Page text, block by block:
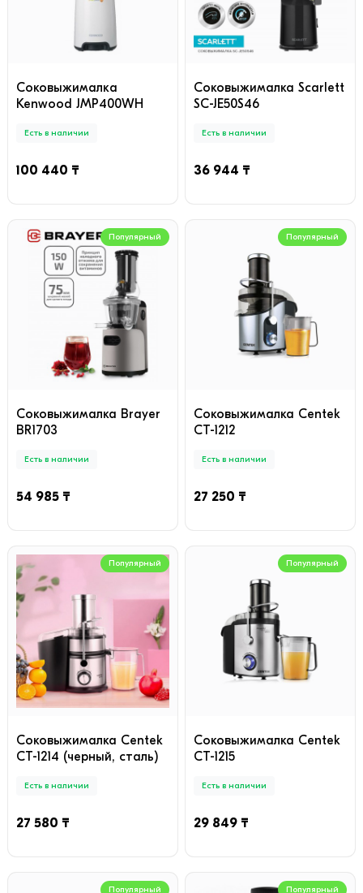
Соковыжималкa
Kenwood JMP400WH
Есть в наличии
100 440 ₸
Соковыжималка Scarlett
SC-JE50S46
Есть в наличии
36 944 ₸
Популярный
Соковыжималка Brayer
BR1703
Есть в наличии
54 985 ₸
Популярный
Соковыжималка Centek
CT-1212
Есть в наличии
27 250 ₸
Популярный
Соковыжималка Centek
CT-1214 (черный, сталь)
Есть в наличии
27 580 ₸
Популярный
Соковыжималка Centek
CT-1215
Есть в наличии
29 849 ₸
Популярный Популярный